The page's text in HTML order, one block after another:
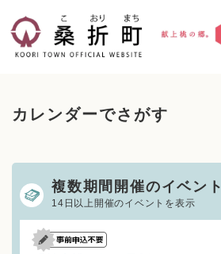
文
カレンダーでさがす
複数期間開催のイベント
14日以上開催のイベントを表示